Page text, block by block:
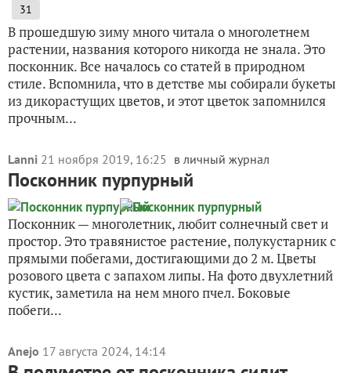
31
В прошедшую зиму много читала о многолетнем
растении, названия которого никогда не знала. Это
посконник. Все началось со статей в природном
стиле. Вспомнила, что в детстве мы собирали букеты
из дикорастущих цветов, и этот цветок запомнился
прочным...
Lanni 21 ноября 2019, 16:25 в личный журнал
Посконник пурпурный
Посконник — многолетник, любит солнечный свет и
простор. Это травянистое растение, полукустарник с
прямыми побегами, достигающими до 2 м. Цветы
розового цвета с запахом липы. На фото двухлетний
кустик, заметила на нем много пчел. Боковые
побеги...
Anejo 17 августа 2024, 14:14